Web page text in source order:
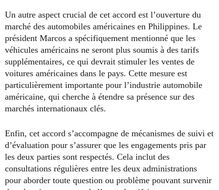
Un autre aspect crucial de cet accord est l’ouverture du
marché des automobiles américaines en Philippines. Le
président Marcos a spécifiquement mentionné que les
véhicules américains ne seront plus soumis à des tarifs
supplémentaires, ce qui devrait stimuler les ventes de
voitures américaines dans le pays. Cette mesure est
particulièrement importante pour l’industrie automobile
américaine, qui cherche à étendre sa présence sur des
marchés internationaux clés.
Enfin, cet accord s’accompagne de mécanismes de suivi et
d’évaluation pour s’assurer que les engagements pris par
les deux parties sont respectés. Cela inclut des
consultations régulières entre les deux administrations
pour aborder toute question ou problème pouvant survenir